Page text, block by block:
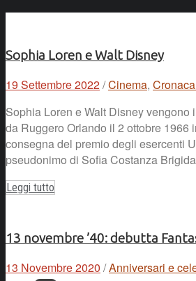
Sophia Loren e Walt Disney
19 Settembre 2022/Cinema,
Sophia Loren e Walt Disney vengono
da Ruggero Orlando il 2 ottobre 1966
consegna del premio degli esercenti
pseudonimo di Sofia Costanza
Leggi tutto
13 novembre ’40: debutta
13 Novembre 2020 /Anniversari e